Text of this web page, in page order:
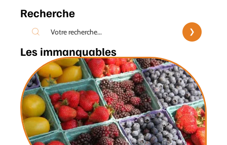
Recherche
Les immanquables